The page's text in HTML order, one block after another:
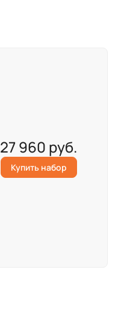
27 960 руб.
Купить набор